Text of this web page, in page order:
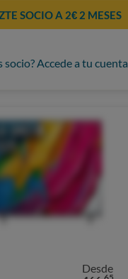
SOCIO A 2€ 2 MESES
socio? Accede a tu cuenta
Desde